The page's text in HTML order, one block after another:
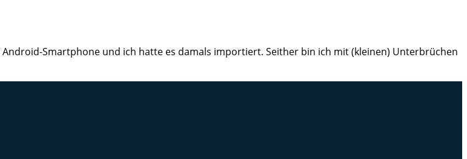
Smartphone und ich hatte es damals importiert. Seither bin ich mit (kleinen) Unterbrüchen